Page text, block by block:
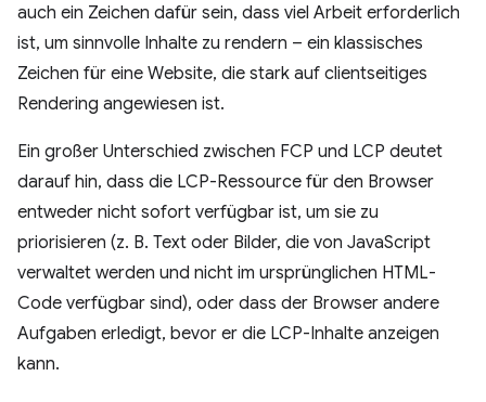
auch ein Zeichen dafür sein, dass viel Arbeit erforderlich
ist, um sinnvolle Inhalte zu rendern – ein klassisches
Zeichen für eine Website, die stark auf clientseitiges
Rendering angewiesen ist.
Ein großer Unterschied zwischen FCP und LCP deutet
darauf hin, dass die LCP-Ressource für den Browser
entweder nicht sofort verfügbar ist, um sie zu
priorisieren (z. B. Text oder Bilder, die von JavaScript
verwaltet werden und nicht im ursprünglichen HTML-
Code verfügbar sind), oder dass der Browser andere
Aufgaben erledigt, bevor er die LCP-Inhalte anzeigen
kann.